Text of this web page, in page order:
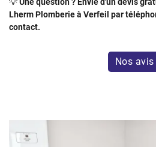
Lherm Plomberie à Verfeil par
contact.
Nos avis